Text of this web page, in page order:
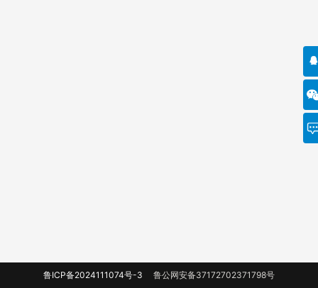
鲁ICP备2024111074号-3 鲁公网安备37172702371798号